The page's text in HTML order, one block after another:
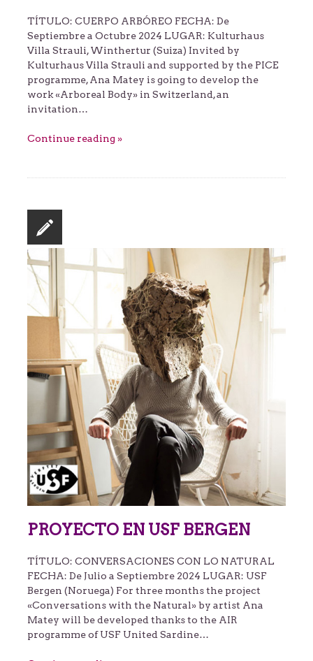
TÍTULO: CUERPO ARBÓREO FECHA: De
Septiembre a Octubre 2024 LUGAR: Kulturhaus
Villa Strauli, Winthertur (Suiza) Invited by
Kulturhaus Villa Strauli and supported by the PICE
programme, Ana Matey is going to develop the
work «Arboreal Body» in Switzerland, an
invitation…
Continue reading »
PROYECTO EN USF BERGEN
TÍTULO: CONVERSACIONES CON LO NATURAL
FECHA: De Julio a Septiembre 2024 LUGAR: USF
Bergen (Noruega) For three months the project
«Conversations with the Natural» by artist Ana
Matey will be developed thanks to the AIR
programme of USF United Sardine…